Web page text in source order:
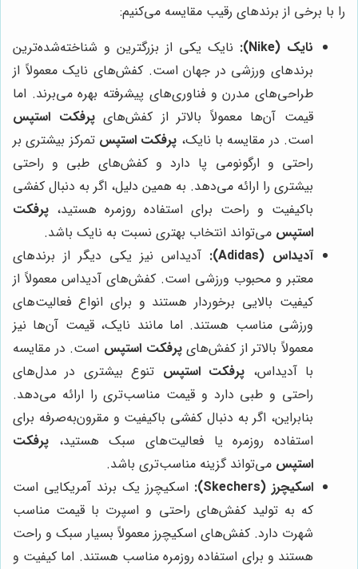
را با برخی از برندهای رقیب مقایسه می‌کنیم:
نایک (Nike):
نایک یکی از بزرگترین و شناخته‌شده‌ترین
برندهای ورزشی در جهان است. کفش‌های نایک معمولاً از
طراحی‌های مدرن و فناوری‌های پیشرفته بهره می‌برند. اما
قیمت آن‌ها معمولاً بالاتر از کفش‌هایپرفکت استپس
است. در مقایسه با نایک، پرفکت استپس تمرکز بیشتری بر
راحتی و ارگونومی پا دارد و کفش‌های طبی و راحتی
بیشتری را ارائه می‌دهد. به همین دلیل، اگر به دنبال کفشی
باکیفیت و راحت برای استفاده روزمره هستید، پرفکت
استپس می‌تواند انتخاب بهتری نسبت به نایک باشد.
آدیداس (Adidas):
آدیداس نیز یکی دیگر از برندهای
معتبر و محبوب ورزشی است. کفش‌های آدیداس معمولاً از
کیفیت بالایی برخوردار هستند و برای انواع فعالیت‌های
ورزشی مناسب هستند. اما مانند نایک، قیمت آن‌ها نیز
معمولاً بالاتر از کفش‌هایپرفکت استپس است. در مقایسه
با آدیداس، پرفکت استپس تنوع بیشتری در مدل‌های
راحتی و طبی دارد و قیمت مناسب‌تری را ارائه می‌دهد.
بنابراین، اگر به دنبال کفشی باکیفیت و مقرون‌به‌صرفه برای
استفاده روزمره یا فعالیت‌های سبک هستید، پرفکت
استپس می‌تواند گزینه مناسب‌تری باشد.
اسکیچرز (Skechers):
اسکیچرز یک برند آمریکایی است
که به تولید کفش‌های راحتی و اسپرت با قیمت مناسب
شهرت دارد. کفش‌های اسکیچرز معمولاً بسیار سبک و راحت
هستند و برای استفاده روزمره مناسب هستند. اما کیفیت و